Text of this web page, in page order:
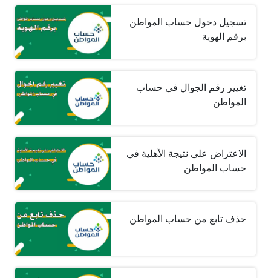
تسجيل دخول حساب المواطن
برقم الهوية
تغيير رقم الجوال في حساب
المواطن
الاعتراض على نتيجة الأهلية في
حساب المواطن
حذف تابع من حساب المواطن